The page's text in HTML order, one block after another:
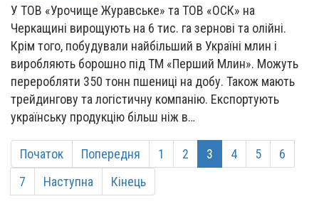
У ТОВ «Урочище Журавське» та ТОВ «ОСК» на
Черкащині вирощують на 6 тис. га зернові та олійні.
Крім того, побудували найбільший в Україні млин і
виробляють борошно під ТМ «Перший Млин». Можуть
переробляти 350 тонн пшениці на добу. Також мають
трейдингову та логістичну компанію. Експортують
українську продукцію більш ніж в…
Початок Попередня 1 2 3 4 5
6
7
Наступна Кінець